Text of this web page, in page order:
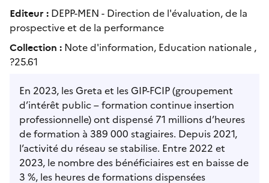
Editeur : DEPP-MEN - Direction de l'évaluation, de la
prospective et de la performance
Collection : Note d'information, Education nationale ,
?25.61
En 2023, les Greta et les GIP-FCIP (groupement
d’intérêt public – formation continue insertion
professionnelle) ont dispensé 71 millions d’heures
de formation à 389 000 stagiaires. Depuis 2021,
l’activité du réseau se stabilise. Entre 2022 et
2023, le nombre des bénéficiaires est en baisse de
3 %, les heures de formations dispensées